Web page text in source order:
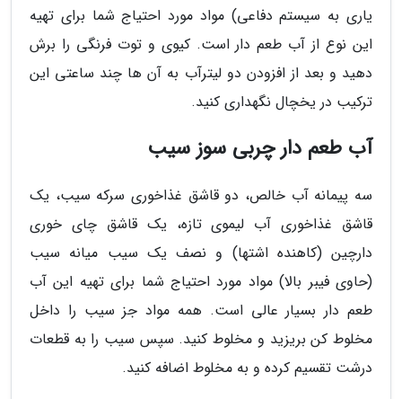
یاری به سیستم دفاعی) مواد مورد احتیاج شما برای تهیه
این نوع از آب طعم دار است. کیوی و توت فرنگی را برش
دهید و بعد از افزودن دو لیترآب به آن ها چند ساعتی این
ترکیب در یخچال نگهداری کنید.
آب طعم دار چربی سوز سیب
سه پیمانه آب خالص، دو قاشق غذاخوری سرکه سیب، یک
قاشق غذاخوری آب لیموی تازه، یک قاشق چای خوری
دارچین (کاهنده اشتها) و نصف یک سیب میانه سیب
(حاوی فیبر بالا) مواد مورد احتیاج شما برای تهیه این آب
طعم دار بسیار عالی است. همه مواد جز سیب را داخل
مخلوط کن بریزید و مخلوط کنید. سپس سیب را به قطعات
درشت تقسیم کرده و به مخلوط اضافه کنید.